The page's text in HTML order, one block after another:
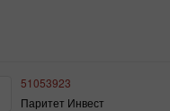
51053923
Паритет Инвест